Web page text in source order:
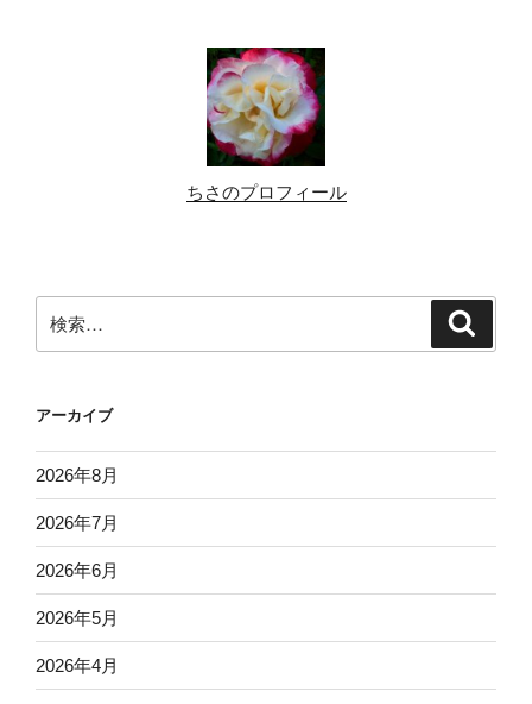
ちさのプロフィール
索:
アーカイブ
2026年8月
2026年7月
2026年6月
2026年5月
2026年4月